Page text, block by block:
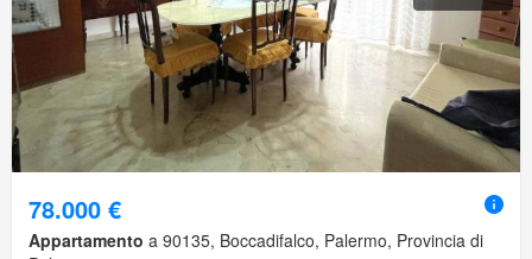
78.000 €
Appartamento a 90135, Boccadifalco, Palermo, Provincia di